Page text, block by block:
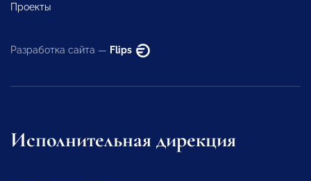
Проекты
Разработка сайта — Flips
Исполнительная дирекция